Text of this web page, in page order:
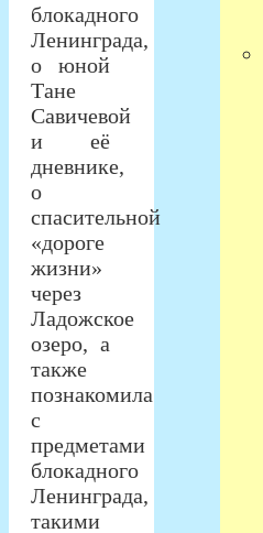
блокадного
Ленинграда,
о юной
Тане
Савичевой
и её
дневнике,
о
спасительной
«дороге
жизни»
через
Ладожское
озеро, а
также
познакомила
с
предметами
блокадного
Ленинграда,
такими